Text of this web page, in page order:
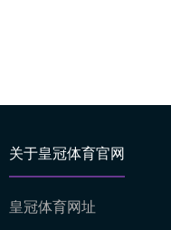
关于皇冠体育官网
皇冠体育网址